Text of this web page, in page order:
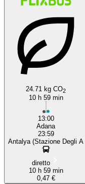
Antalya
24.71 kg CO2
10 h 59 min
13:00
Adana
23:59
Antalya (Stazione Degli A
diretto
10 h 59 min
0,47 €